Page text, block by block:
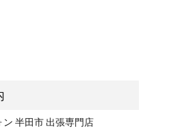
ン 半田市 出張専門店